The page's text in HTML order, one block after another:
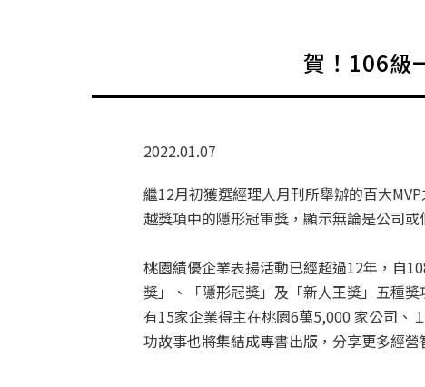
賀！106級
2022.01.07
繼12月初獲選經理人月刊所舉辦的百大
越獎項中的隱形冠軍獎，顯示無論是公司或
桃園績優企業表揚活動已經超過12年，自
獎」、「隱形冠獎」及「新人王獎」五種
有15家企業得主在桃園6萬5,000 家公司、
功故事也將集結成專書出版，分享更多經